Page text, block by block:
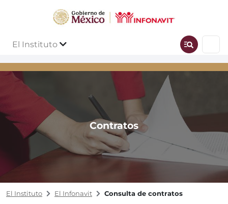
El Instituto
Contratos
El Instituto El Infonavit Consulta de contratos